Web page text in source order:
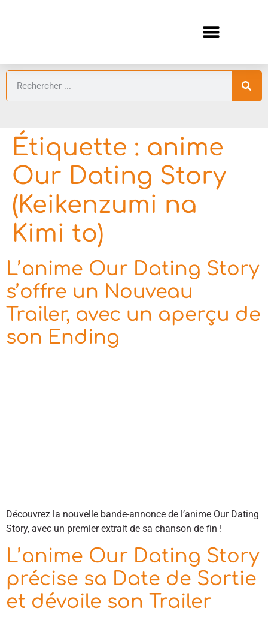
Étiquette : anime
Our Dating Story
(Keikenzumi na
Kimi to)
L’anime Our Dating Story
s’offre un Nouveau
Trailer, avec un aperçu de
son Ending
Découvrez la nouvelle bande-annonce de l’anime Our Dating
Story, avec un premier extrait de sa chanson de fin !
L’anime Our Dating Story
précise sa Date de Sortie
et dévoile son Trailer